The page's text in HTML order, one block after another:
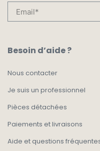
Besoin d’aide ?
Nous contacter
Je suis un professionnel
Pièces détachées
Paiements et livraisons
Aide et questions